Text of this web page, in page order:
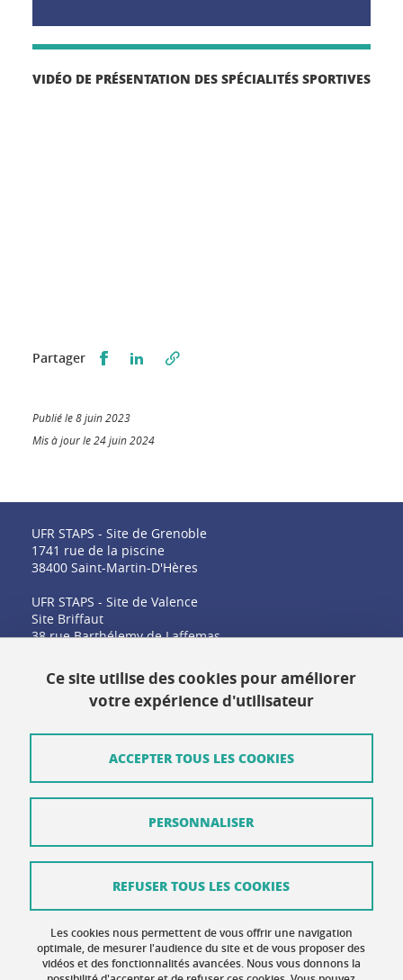
VIDÉO DE PRÉSENTATION DES SPÉCIALITÉS SPORTIVES
Partager Partager sur Facebook
Partager sur LinkedIn
Publié le 8 juin 2023
Mis à jour le 24 juin 2024
UFR STAPS - Site de Grenoble
1741 rue de la piscine
38400 Saint-Martin-D'Hères
UFR STAPS - Site de Valence
Site Briffaut
38 rue Barthélemy de Laffemas
Crédits
Données personnelles
Gestion des cookies
Accessibilité : non conforme
Politique des cookies
Ce site utilise des cookies pour améliorer
votre expérience d'utilisateur
Les cookies nous permettent de vous offrir une navigation
optimale, de mesurer l'audience du site et de vous proposer des
vidéos et des fonctionnalités avancées. Nous vous donnons la
ACCEPTER TOUS LES COOKIES
REFUSER TOUS LES COOKIES
PERSONNALISER